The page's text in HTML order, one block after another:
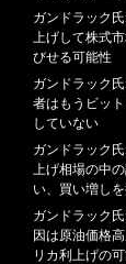
ガンドラック
上げして株式
びせる可能性
ガンドラック
者はもうビッ
していない
ガンドラック
上げ相場の中
い、買い増し
ガンドラック
因は原油価格
リカ利上げの